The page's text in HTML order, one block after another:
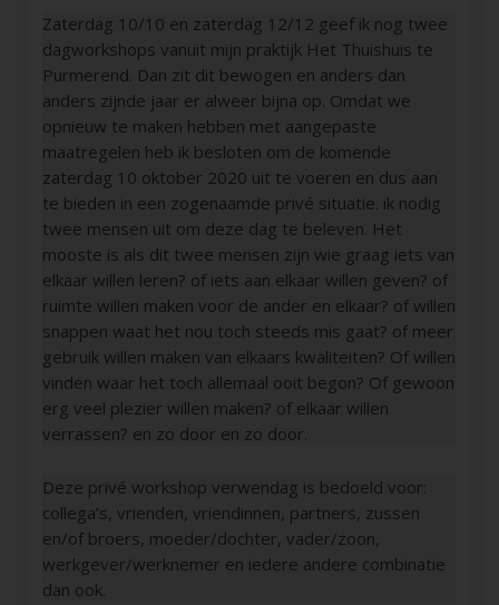
Zaterdag 10/10 en zaterdag 12/12 geef ik nog twee
dagworkshops vanuit mijn praktijk Het Thuishuis te
Purmerend. Dan zit dit bewogen en anders dan
anders zijnde jaar er alweer bijna op. Omdat we
opnieuw te maken hebben met aangepaste
maatregelen heb ik besloten om de komende
zaterdag 10 oktober 2020 uit te voeren en dus aan
te bieden in een zogenaamde privé situatie. ik nodig
twee mensen uit om deze dag te beleven. Het
mooste is als dit twee mensen zijn wie graag iets van
elkaar willen leren? of iets aan elkaar willen geven? of
ruimte willen maken voor de ander en elkaar? of willen
snappen waat het nou toch steeds mis gaat? of meer
gebruik willen maken van elkaars kwaliteiten? Of willen
vinden waar het toch allemaal ooit begon? Of gewoon
erg veel plezier willen maken? of elkaar willen
verrassen? en zo door en zo door.
Deze privé workshop verwendag is bedoeld voor:
collega’s, vrienden, vriendinnen, partners, zussen
en/of broers, moeder/dochter, vader/zoon,
werkgever/werknemer en iedere andere combinatie
dan ook.